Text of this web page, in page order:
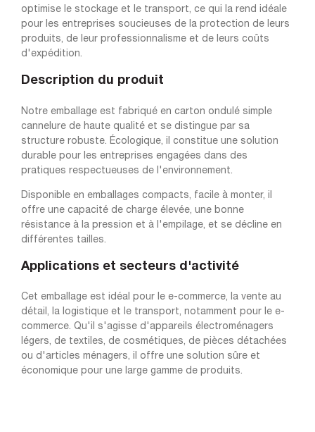
optimise le stockage et le transport, ce qui la rend idéale
pour les entreprises soucieuses de la protection de leurs
produits, de leur professionnalisme et de leurs coûts
d'expédition.
Description du produit
Notre emballage est fabriqué en carton ondulé simple
cannelure de haute qualité et se distingue par sa
structure robuste. Écologique, il constitue une solution
durable pour les entreprises engagées dans des
pratiques respectueuses de l'environnement.
Disponible en emballages compacts, facile à monter, il
offre une capacité de charge élevée, une bonne
résistance à la pression et à l'empilage, et se décline en
différentes tailles.
Applications et secteurs d'activité
Cet emballage est idéal pour le e-commerce, la vente au
détail, la logistique et le transport, notamment pour le e-
commerce. Qu'il s'agisse d'appareils électroménagers
légers, de textiles, de cosmétiques, de pièces détachées
ou d'articles ménagers, il offre une solution sûre et
économique pour une large gamme de produits.